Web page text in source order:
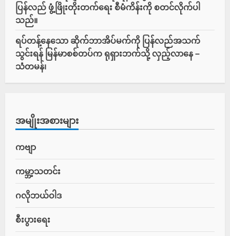
ပြန်လည် ဖွံ့ဖြိုးတိုးတက်ရေး စီမံကိန်းကို စတင်လိုက်ပါ
သည်။
ရပ်တန့်နေသော ဆိုက်ဘာအိပ်မက်ကို ပြန်လည်အသက်
သွင်းရန် မြန်မာစစ်တပ်က ရုရှားဘက်သို့ လှည့်လာနေ –
သံတမန်၊
အမျိုးအစားများ
ကဗျာ
ကမ္ဘာ့သတင်း
ဂလိုဘယ်ဝါဒ
စီးပွားရေး